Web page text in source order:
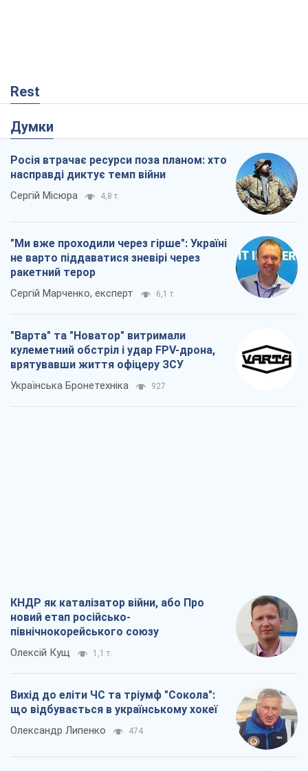
Rest
Думки
Росія втрачає ресурси поза планом: хто
насправді диктує темп війни
Сергій Місюра 4,8 т.
"Ми вже проходили через гірше": Україні
не варто піддаватися зневірі через
ракетний терор
Сергій Марченко, експерт 6,1 т.
"Варта" та "Новатор" витримали
кулеметний обстріл і удар FPV-дрона,
врятувавши життя офіцеру ЗСУ
Українська Бронетехніка 927
КНДР як каталізатор війни, або Про
новий етап російсько-
північнокорейського союзу
Олексій Кущ 1,1 т.
Вихід до еліти ЧС та тріумф "Сокола":
що відбувається в українському хокеї
Олександр Липенко 474